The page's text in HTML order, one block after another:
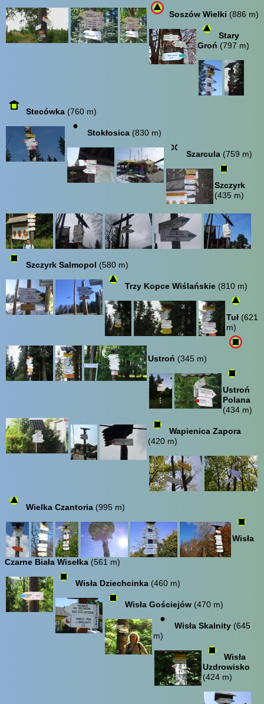
Soszów Wielki (886 m)
Stary
Groń (797 m)
Stecówka (760 m)
Stokłosica (830 m)
Szarcula (759 m)
Szczyrk
(435 m)
Szczyrk Salmopol (580 m)
Trzy Kopce Wiślańskie (810 m)
Tuł (621
m)
Ustroń (345 m)
Ustroń
Polana
(434 m)
Wapienica Zapora
(420 m)
Wielka Czantoria (995 m)
Wisła
Czarne Biała Wisełka (561 m)
Wisła Dziechcinka (460 m)
Wisła Gościejów (470 m)
Wisła Skalnity (645
m)
Wisła
Uzdrowisko
(424 m)